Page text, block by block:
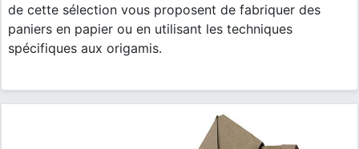
de cette sélection vous proposent de fabriquer des
paniers en papier ou en utilisant les techniques
spécifiques aux origamis.